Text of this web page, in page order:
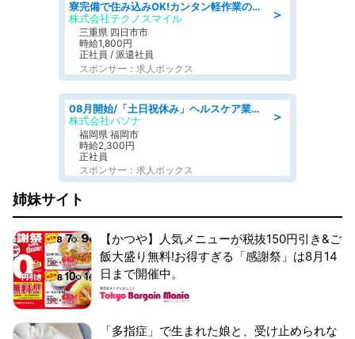
＞
寮完備で住み込みOK!カンタン軽作業のお仕事 denso aichi
株式会社テクノスマイル
三重県 四日市市
時給1,800円
正社員 / 派遣社員
スポンサー：求人ボックス
＞
08月開始/「土日祝休み」ヘルスケア業界の産業保健師/高時給/未経験OK/要資格:保健師、正看護師
株式会社パソナ
福岡県 福岡市
時給2,300円
正社員
スポンサー：求人ボックス
姉妹サイト
【かつや】人気メニューが税抜150円引き&ご
飯大盛り無料!お得すぎる「感謝祭」は8月14
日まで開催中。
「多指症」で生まれた娘と、受け止められな